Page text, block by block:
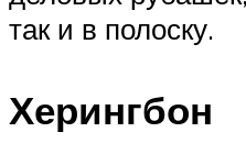
так и в полоску.
Херингбон